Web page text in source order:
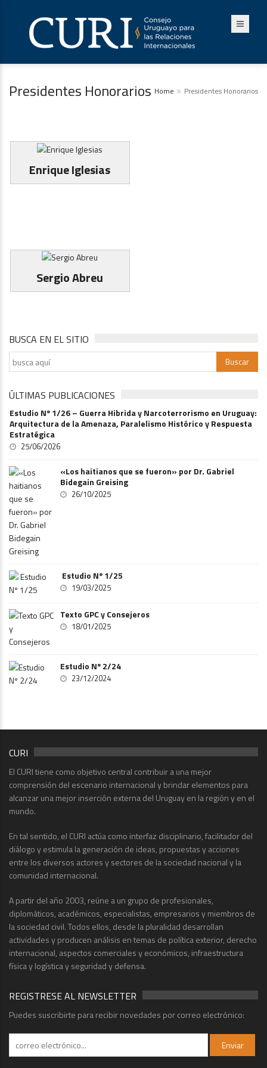
Presidentes Honorarios Home Presidentes Honorarios
Enrique Iglesias
Sergio Abreu
BUSCA EN EL SITIO
ÚLTIMAS PUBLICACIONES
Estudio Nº 1/26 – Guerra Hibrida y Narcoterrorismo en Uruguay:
Arquitectura de la Amenaza, Paralelismo Histórico y Respuesta
Estratégica
25/06/2026
«Los haitianos que se fueron» por Dr. Gabriel
Bidegain Greising
26/10/2025
Estudio Nº 1/25
19/03/2025
Texto GPC y Consejeros
18/01/2025
Estudio Nº 2/24
23/12/2024
CURI
El CURI tiene como objetivo central contribuir a una mejor
comprensión del escenario internacional y brindar elementos para
alcanzar una mejor inserción externa del Uruguay en la región y en el
mundo.
En tal sentido, el CURI actúa como interfaz disciplinario, facilitador del
diálogo y estimula la generación de ideas, propuestas y acciones
entre los diversos actores y sectores de la sociedad nacional y la
comunidad internacional.
A partir del año 2003, reúne a un grupo de profesionales,
diplomáticos, académicos, especialistas, empresarios y miembros de
la sociedad civil. Todos ellos, desde la pluralidad desarrollan
actividades y producen análisis en temas de política exterior, derecho
internacional, aspectos comerciales y económicos, infraestructura
física y logística y seguridad y defensa.
REGISTRESE AL NEWSLETTER
Puedes suscribirte para recibir novedades por correo electrónico: